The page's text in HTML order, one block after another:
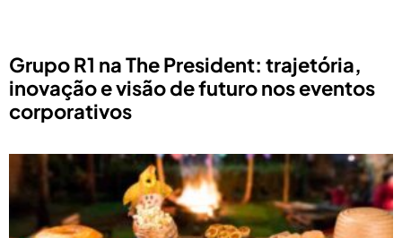
Grupo R1 na The President: trajetória,
inovação e visão de futuro nos eventos
corporativos